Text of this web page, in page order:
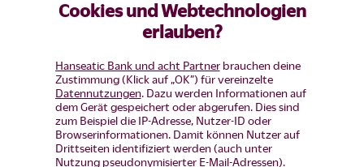
Cookies und Webtechnologien
erlauben?
Hanseatic Bank und acht Partnerbrauchen deine
Zustimmung (Klick auf „OK”) für vereinzelte
Datennutzungen. Dazu werden Informationen auf
dem Gerät gespeichert oder abgerufen. Dies sind
zum Beispiel die IP-Adresse, Nutzer-ID oder
Browserinformationen. Damit können Nutzer auf
Drittseiten identifiziert werden (auch unter
Nutzung pseudonymisierter E-Mail-Adressen).